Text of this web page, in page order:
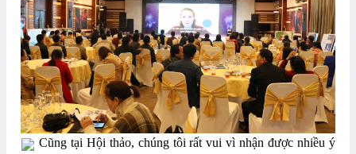
Cũng tại Hội thảo, chúng tôi rất vui vì nhận được nhiều ý